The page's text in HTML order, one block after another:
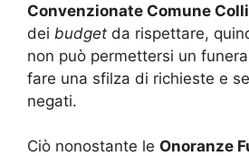
Convenzionate Comune
dei budget da rispettare,
non può permettersi un
fare una sfilza di richieste e
negati.
Ciò nonostante le Onoranze